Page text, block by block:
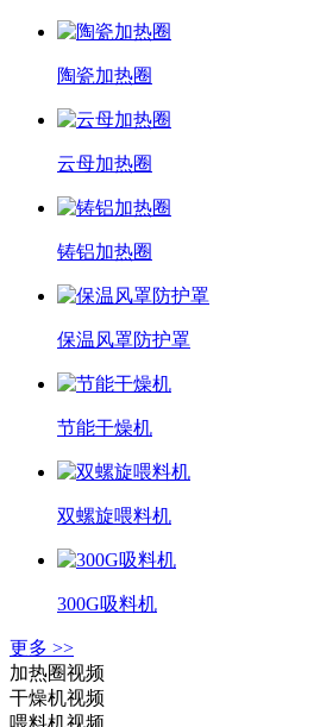
陶瓷加热圈
云母加热圈
铸铝加热圈
保温风罩防护罩
节能干燥机
双螺旋喂料机
300G吸料机
更多 >>
加热圈视频
干燥机视频
喂料机视频